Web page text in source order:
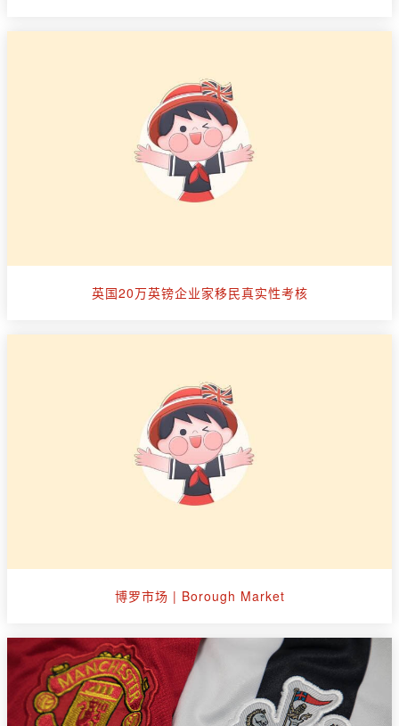
英国20万英镑企业家移民真实性考核
博罗市场 | Borough Market